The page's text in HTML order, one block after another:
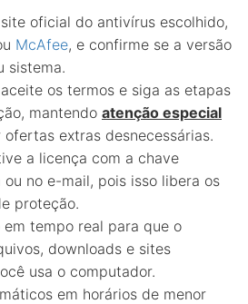
oficial do antivírus escolhido,
McAfee, e confirme se a versão
sistema.
os termos e siga as etapas
mantendo atenção especial
extras desnecessárias.
a licença com a chave
no e-mail, pois isso libera os
proteção.
tempo real para que o
downloads e sites
usa o computador.
em horários de menor